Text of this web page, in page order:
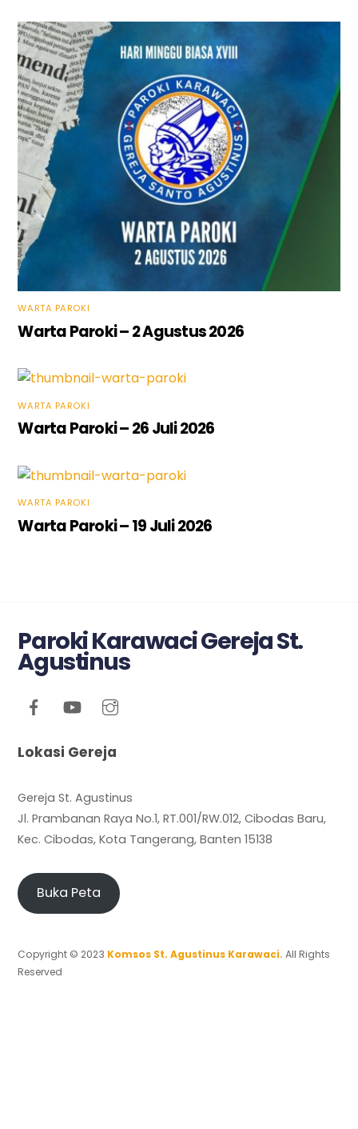
WARTA PAROKI
Warta Paroki – 2 Agustus 2026
WARTA PAROKI
Warta Paroki – 26 Juli 2026
WARTA PAROKI
Warta Paroki – 19 Juli 2026
Paroki Karawaci Gereja St.
Agustinus
Lokasi Gereja
Gereja St. Agustinus
Jl. Prambanan Raya No.1, RT.001/RW.012, Cibodas Baru,
Kec. Cibodas, Kota Tangerang, Banten 15138
Buka Peta
Copyright © 2023 Komsos St. Agustinus Karawaci. All Rights
Reserved